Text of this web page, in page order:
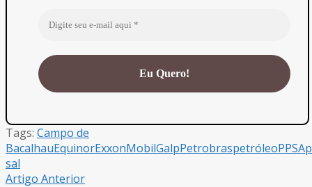
Tags: Campo de
BacalhauEquinorExxonMobilGalpPetrobraspetróleoPPSA
sal
Artigo Anterior